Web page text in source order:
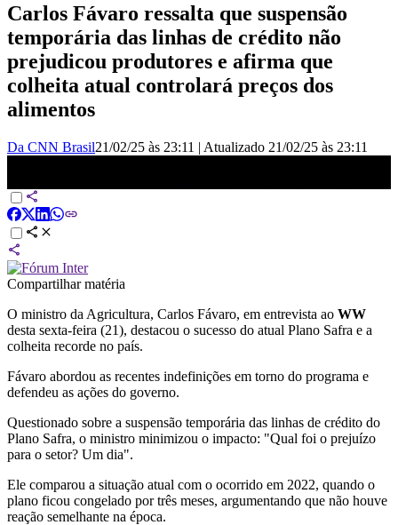
Carlos Fávaro ressalta que suspensão
temporária das linhas de crédito não
prejudicou produtores e afirma que
colheita atual controlará preços dos
alimentos
Da CNN Brasil21/02/25 às 23:11 | Atualizado 21/02/25 às 23:11
Compartilhar matéria
O ministro da Agricultura, Carlos Fávaro, em entrevista ao WW
desta sexta-feira (21), destacou o sucesso do atual Plano Safra e a
colheita recorde no país.
Fávaro abordou as recentes indefinições em torno do programa e
defendeu as ações do governo.
Questionado sobre a suspensão temporária das linhas de crédito do
Plano Safra, o ministro minimizou o impacto: "Qual foi o prejuízo
para o setor? Um dia".
Ele comparou a situação atual com o ocorrido em 2022, quando o
plano ficou congelado por três meses, argumentando que não houve
reação semelhante na época.